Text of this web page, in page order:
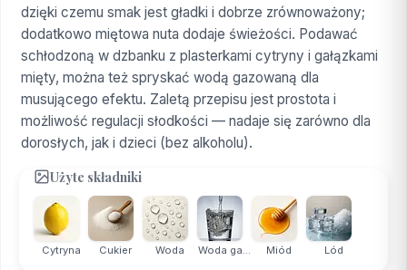
dzięki czemu smak jest gładki i dobrze zrównoważony;
dodatkowo miętowa nuta dodaje świeżości. Podawać
schłodzoną w dzbanku z plasterkami cytryny i gałązkami
mięty, można też spryskać wodą gazowaną dla
musującego efektu. Zaletą przepisu jest prostota i
możliwość regulacji słodkości — nadaje się zarówno dla
dorosłych, jak i dzieci (bez alkoholu).
Użyte składniki
Cytryna Cukier Woda Woda ga... Miód Lód